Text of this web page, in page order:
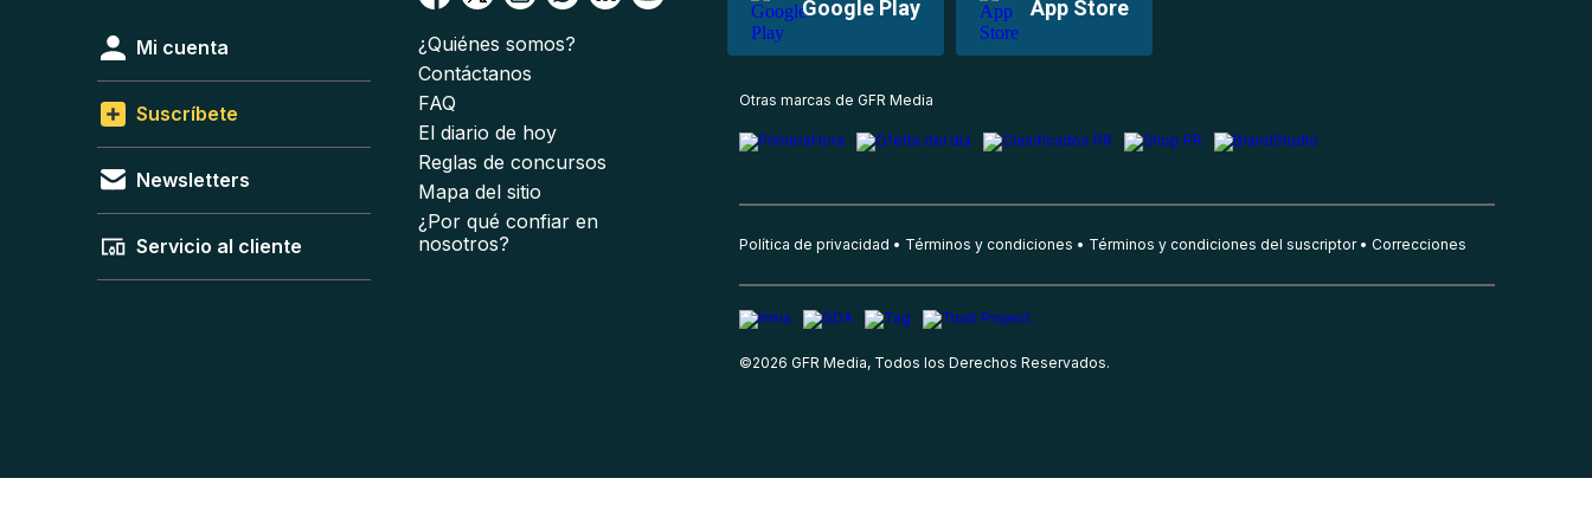
Google Play App Store
Mi cuenta
Suscríbete
Newsletters
Servicio al cliente
¿Quiénes somos?
Contáctanos
FAQ
El diario de hoy
Reglas de concursos
Mapa del sitio
¿Por qué confiar en
nosotros?
Otras marcas de GFR Media
Política de privacidad Términos y condiciones Términos y condiciones del suscriptor Correcciones
©2026 GFR Media, Todos los Derechos Reservados.